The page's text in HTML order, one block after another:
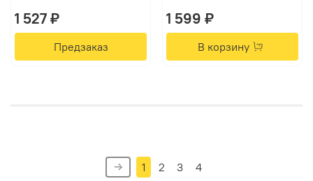
1 527 ₽
Предзаказ
1 599 ₽
В корзину
1 2 3 4